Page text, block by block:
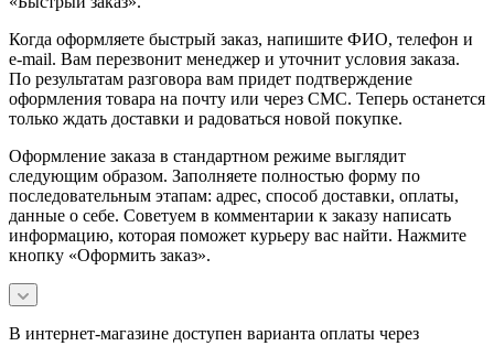
Когда оформляете быстрый заказ, напишите ФИО, телефон и
e-mail. Вам перезвонит менеджер и уточнит условия заказа.
По результатам разговора вам придет подтверждение
оформления товара на почту или через СМС. Теперь останется
только ждать доставки и радоваться новой покупке.
Оформление заказа в стандартном режиме выглядит
следующим образом. Заполняете полностью форму по
последовательным этапам: адрес, способ доставки, оплаты,
данные о себе. Советуем в комментарии к заказу написать
информацию, которая поможет курьеру вас найти. Нажмите
кнопку «Оформить заказ».
В интернет-магазине доступен варианта оплаты через